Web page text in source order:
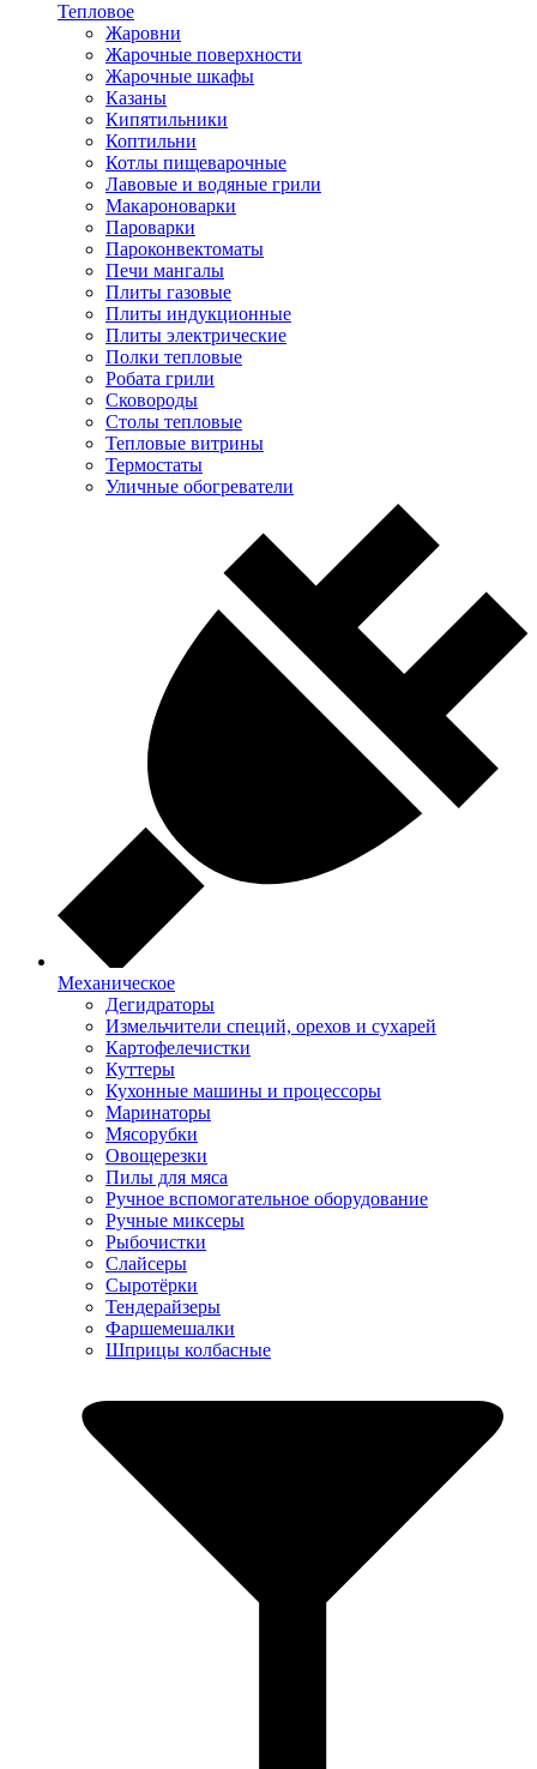
Тепловое
Жаровни
Жарочные поверхности
Жарочные шкафы
Казаны
Кипятильники
Коптильни
Котлы пищеварочные
Лавовые и водяные грили
Макароноварки
Пароварки
Пароконвектоматы
Печи мангалы
Плиты газовые
Плиты индукционные
Плиты электрические
Полки тепловые
Робата грили
Сковороды
Столы тепловые
Тепловые витрины
Термостаты
Уличные обогреватели
Механическое
Дегидраторы
Измельчители специй, орехов и сухарей
Картофелечистки
Куттеры
Кухонные машины и процессоры
Маринаторы
Мясорубки
Овощерезки
Пилы для мяса
Ручное вспомогательное оборудование
Ручные миксеры
Рыбочистки
Слайсеры
Сыротёрки
Тендерайзеры
Фаршемешалки
Шприцы колбасные